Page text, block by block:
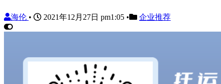
海伦 • 2021年12月27日 pm1:05 • 企业推荐